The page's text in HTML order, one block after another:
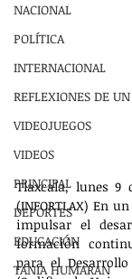
NACIONAL
POLÍTICA
INTERNACIONAL
REFLEXIONES DE
VIDEOJUEGOS
VIDEOS
PRINCIPAL
DEPORTES
EDUCACIÓN
TANIA HUMARAN
Tlaxcala, lunes 9
(INFORTLAX) En
impulsar el
formación
para el